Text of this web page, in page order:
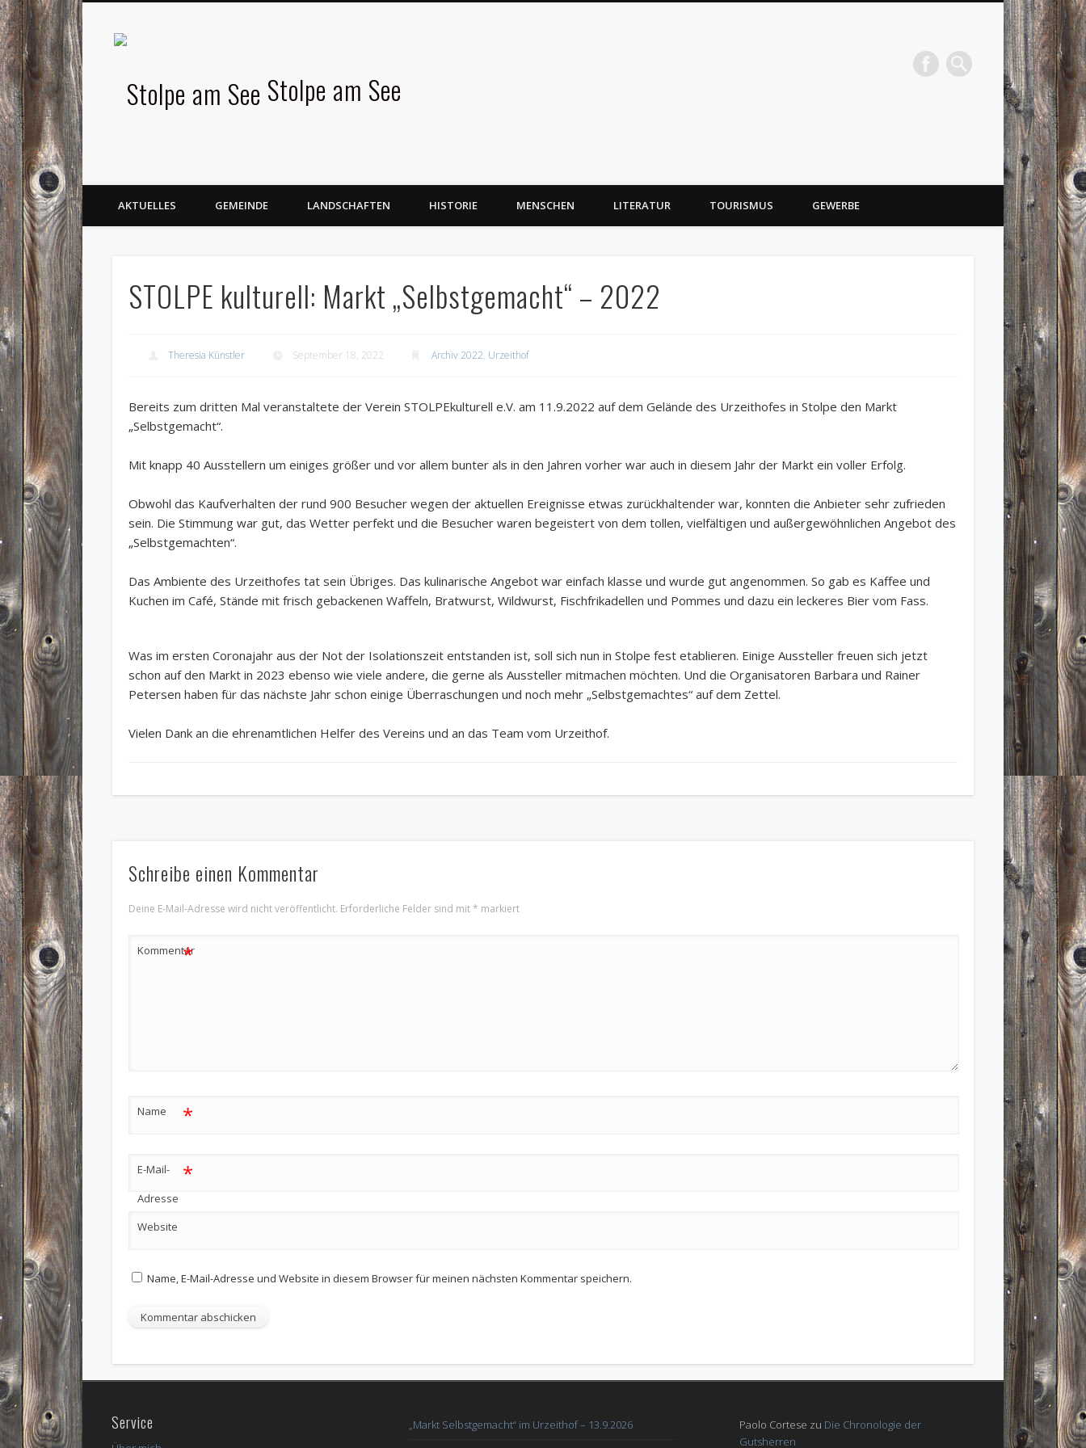
Stolpe am See
AKTUELLES GEMEINDE LANDSCHAFTEN HISTORIE MENSCHEN LITERATUR TOURISMUS GEWERBE
STOLPE kulturell: Markt „Selbstgemacht“ – 2022
Theresia Künstler September 18, 2022 Archiv 2022, Urzeithof
Bereits zum dritten Mal veranstaltete der Verein STOLPEkulturell e.V. am 11.9.2022 auf dem Gelände des Urzeithofes in Stolpe den Markt
„Selbstgemacht“.
Mit knapp 40 Ausstellern um einiges größer und vor allem bunter als in den Jahren vorher war auch in diesem Jahr der Markt ein voller Erfolg.
Obwohl das Kaufverhalten der rund 900 Besucher wegen der aktuellen Ereignisse etwas zurückhaltender war, konnten die Anbieter sehr zufrieden
sein. Die Stimmung war gut, das Wetter perfekt und die Besucher waren begeistert von dem tollen, vielfältigen und außergewöhnlichen Angebot des
„Selbstgemachten“.
Das Ambiente des Urzeithofes tat sein Übriges. Das kulinarische Angebot war einfach klasse und wurde gut angenommen. So gab es Kaffee und
Kuchen im Café, Stände mit frisch gebackenen Waffeln, Bratwurst, Wildwurst, Fischfrikadellen und Pommes und dazu ein leckeres Bier vom Fass.
Was im ersten Coronajahr aus der Not der Isolationszeit entstanden ist, soll sich nun in Stolpe fest etablieren. Einige Aussteller freuen sich jetzt
schon auf den Markt in 2023 ebenso wie viele andere, die gerne als Aussteller mitmachen möchten. Und die Organisatoren Barbara und Rainer
Petersen haben für das nächste Jahr schon einige Überraschungen und noch mehr „Selbstgemachtes“ auf dem Zettel.
Vielen Dank an die ehrenamtlichen Helfer des Vereins und an das Team vom Urzeithof.
Schreibe einen Kommentar
Deine E-Mail-Adresse wird nicht veröffentlicht. Erforderliche Felder sind mit* markiert
Kommentar
*
Name *
E-Mail-
Adresse
*
Website
Name, E-Mail-Adresse und Website in diesem Browser für meinen nächsten Kommentar speichern.
Service
„Markt Selbstgemacht“ im Urzeithof – 13.9.2026
Paolo Cortese zu Die Chronologie der
Gutsherren